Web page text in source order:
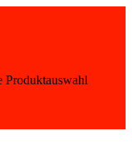
Produktauswahl